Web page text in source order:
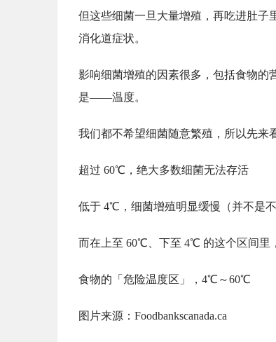
但这些细菌一旦大量增殖，再吃进肚子
消化道症状。
影响细菌增殖的因素很多，包括食物的
是——温度。
我们都不希望细菌随意繁殖，所以先来
超过 60℃，绝大多数细菌无法存活
低于 4℃，细菌增殖明显缓慢（并不是不
而在上至 60℃、下至 4℃ 的这个区间里
食物的「危险温度区」，4℃～60℃
图片来源：Foodbankscanada.ca